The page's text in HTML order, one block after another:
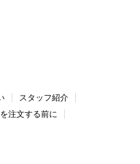
スタッフ紹介
注文する前に